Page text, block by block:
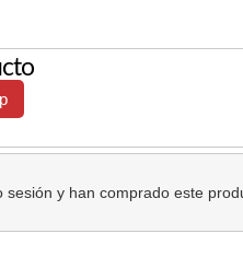
y han comprado este